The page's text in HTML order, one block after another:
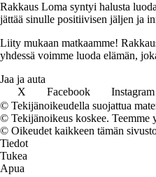
Rakkaus Loma syntyi halusta
jättää sinulle positiivisen jäljen ja
Liity mukaan matkaamme!
yhdessä voimme luoda elämän,
Jaa ja auta
X
Facebook Instagram
© Tekijänoikeudella suojattua
© Tekijänoikeus koskee. Teemme
© Oikeudet kaikkeen tämän
Tiedot
Tukea
Apua